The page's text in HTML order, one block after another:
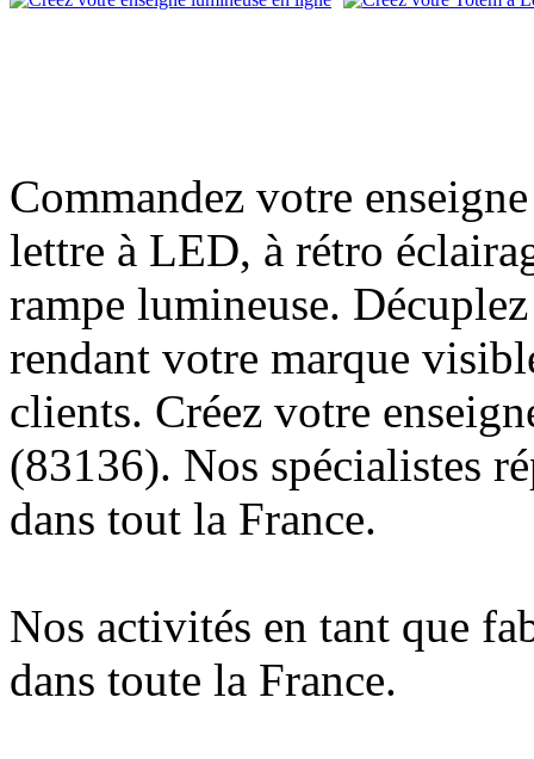
Commandez votre
lettre à LED, à rétro
rampe lumineuse.
rendant votre marque
clients. Créez votre
(83136). Nos spécialistes
dans tout la France.
Nos activités en tant que
dans toute la France.